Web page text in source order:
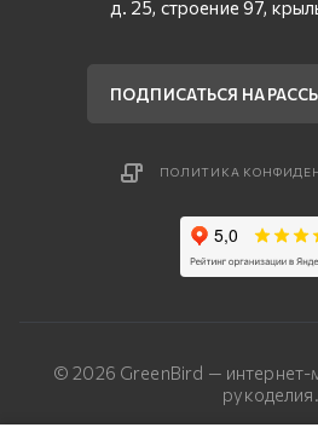
д. 25, строение 97,
ПОДПИСАТЬСЯ НА
ПОЛИТИКА
© 2026 GreenBird — интернет-
рукоделия.